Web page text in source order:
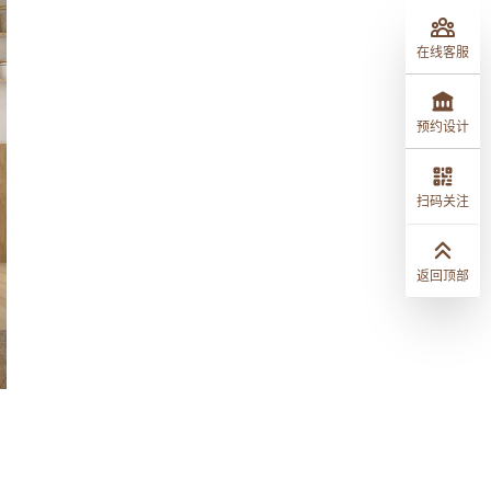
在线客服
预约设计
扫码关注
返回顶部